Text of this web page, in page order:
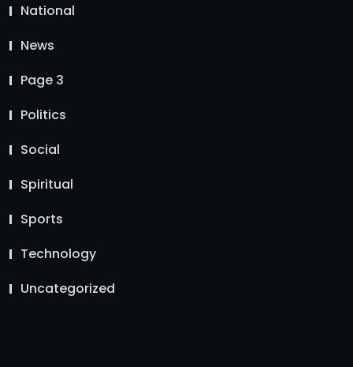
National
News
Page 3
Politics
Social
Spiritual
Sports
Technology
Uncategorized